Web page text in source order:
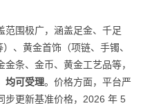
范围极广，涵盖足金、千足
、黄金首饰（项链、手镯、
条、金币、黄金工艺品等，
均可受理。价格方面，平台严
步更新基准价格，2026 年 5